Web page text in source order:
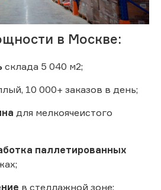
в Москве:
склада 5 040 м2;
10 000+ заказов в день;
для мелкоячеистого
паллетированных
в стеллажной зоне;